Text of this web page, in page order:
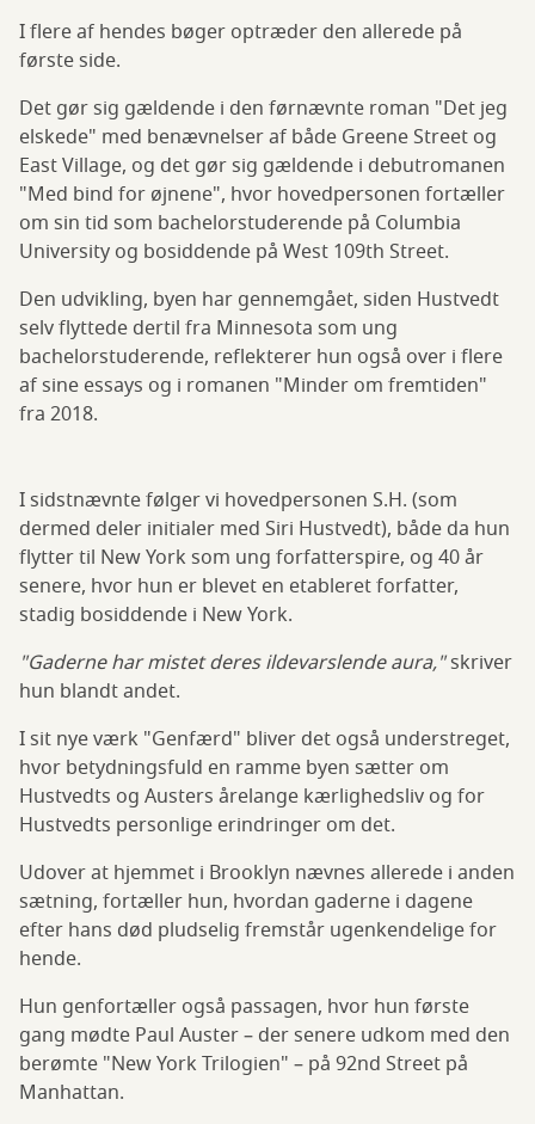
I flere af hendes bøger optræder den allerede på
første side.
Det gør sig gældende i den førnævnte roman "Det jeg
elskede" med benævnelser af både Greene Street og
East Village, og det gør sig gældende i debutromanen
"Med bind for øjnene", hvor hovedpersonen fortæller
om sin tid som bachelorstuderende på Columbia
University og bosiddende på West 109th Street.
Den udvikling, byen har gennemgået, siden Hustvedt
selv flyttede dertil fra Minnesota som ung
bachelorstuderende, reflekterer hun også over i flere
af sine essays og i romanen "Minder om fremtiden"
fra 2018.
I sidstnævnte følger vi hovedpersonen S.H. (som
dermed deler initialer med Siri Hustvedt), både da hun
flytter til New York som ung forfatterspire, og 40 år
senere, hvor hun er blevet en etableret forfatter,
stadig bosiddende i New York.
"Gaderne har mistet deres ildevarslende aura,"skriver
hun blandt andet.
I sit nye værk "Genfærd" bliver det også understreget,
hvor betydningsfuld en ramme byen sætter om
Hustvedts og Austers årelange kærlighedsliv og for
Hustvedts personlige erindringer om det.
Udover at hjemmet i Brooklyn nævnes allerede i anden
sætning, fortæller hun, hvordan gaderne i dagene
efter hans død pludselig fremstår ugenkendelige for
hende.
Hun genfortæller også passagen, hvor hun første
gang mødte Paul Auster – der senere udkom med den
berømte "New York Trilogien" – på 92nd Street på
Manhattan.